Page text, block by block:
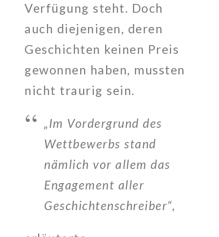
Verfügung steht. Doch
auch diejenigen, deren
Geschichten keinen Preis
gewonnen haben, mussten
nicht traurig sein.
„Im Vordergrund des
Wettbewerbs stand
nämlich vor allem das
Engagement aller
Geschichtenschreiber“,